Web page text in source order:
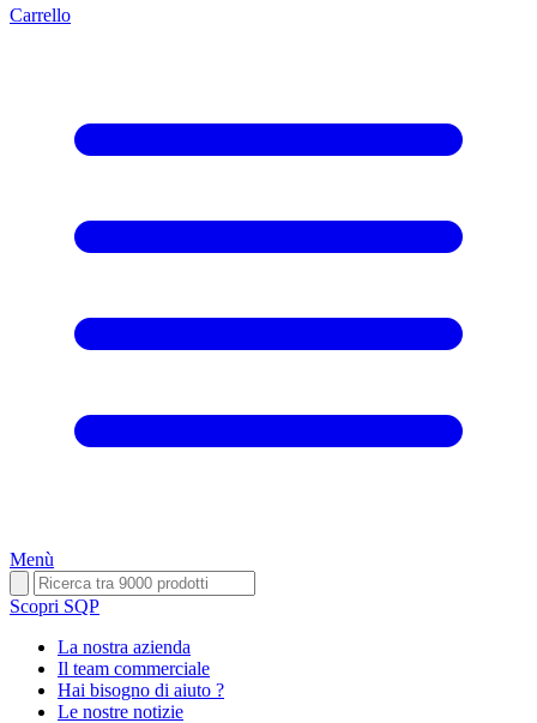
Carrello
Menù
Scopri SQP
La nostra azienda
Il team commerciale
Hai bisogno di aiuto ?
Le nostre notizie